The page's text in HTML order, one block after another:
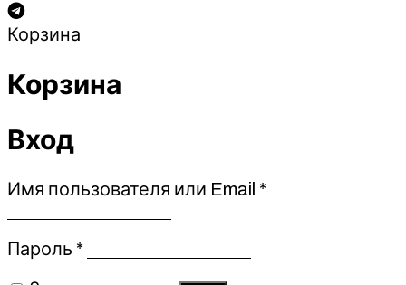
Корзина
Корзина
Вход
Имя пользователя или Email *Обязательно
Пароль *Обязательно